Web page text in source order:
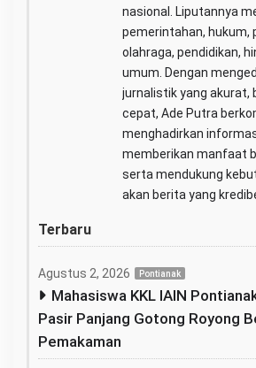
nasional. Liputannya
pemerintahan, hukum,
olahraga, pendidikan,
umum. Dengan
jurnalistik yang akurat,
cepat, Ade Putra
menghadirkan
memberikan manfaat
serta mendukung
akan berita yang
Terbaru
Agustus 2, 2026 Pontianak
Mahasiswa KKL IAIN
Pasir Panjang Gotong Royong
Pemakaman